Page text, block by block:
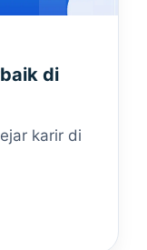
di
karir di